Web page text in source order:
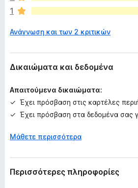
ρ
χ
υ
α
κ
μ
β
α
μ
λ
ο
1
Ανάγνωση και των 2 κριτικών
Δικαιώματα και δεδομένα
Απαιτούμενα δικαιώματα:
Έχει πρόσβαση στις καρτέλες
Έχει πρόσβαση στα δεδομένα σας
Μάθετε περισσότερα
Περισσότερες πληροφορίες